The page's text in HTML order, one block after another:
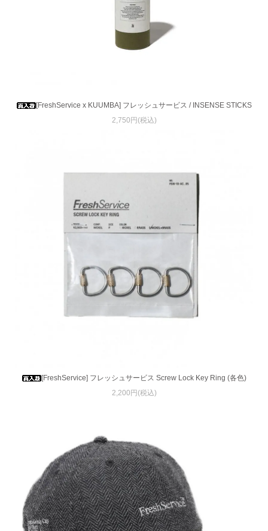
[FreshService x KUUMBA] フレッシュサービス / INSENSE STICKS
2,750円(税込)
[FreshService] フレッシュサービス Screw Lock Key Ring (各色)
2,200円(税込)